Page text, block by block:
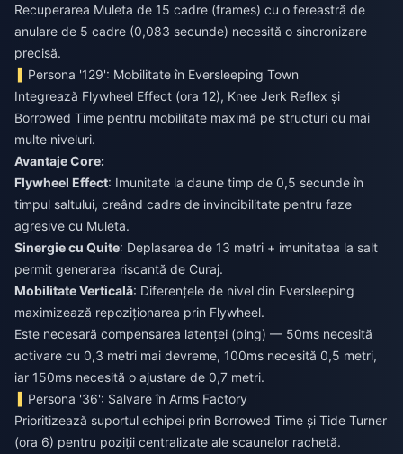
Recuperarea Muleta de 15 cadre (frames) cu o fereastră de
anulare de 5 cadre (0,083 secunde) necesită o sincronizare
precisă.
Persona '129': Mobilitate în Eversleeping Town
Integrează Flywheel Effect (ora 12), Knee Jerk Reflex și
Borrowed Time pentru mobilitate maximă pe structuri cu mai
multe niveluri.
Avantaje Core:
Flywheel Effect: Imunitate la daune timp de 0,5 secunde în
timpul saltului, creând cadre de invincibilitate pentru faze
agresive cu Muleta.
Sinergie cu Quite: Deplasarea de 13 metri + imunitatea la salt
permit generarea riscantă de Curaj.
Mobilitate Verticală: Diferențele de nivel din Eversleeping
maximizează repoziționarea prin Flywheel.
Este necesară compensarea latenței (ping) — 50ms necesită
activare cu 0,3 metri mai devreme, 100ms necesită 0,5 metri,
iar 150ms necesită o ajustare de 0,7 metri.
Persona '36': Salvare în Arms Factory
Prioritizează suportul echipei prin Borrowed Time și Tide Turner
(ora 6) pentru poziții centralizate ale scaunelor rachetă.